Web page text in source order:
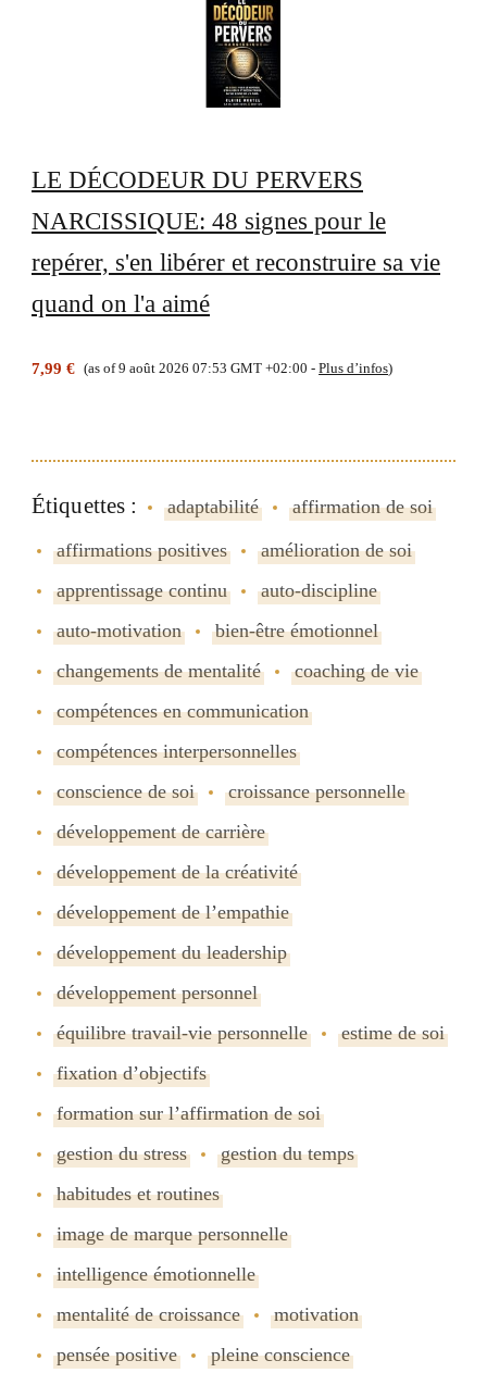
LE DÉCODEUR DU PERVERS
NARCISSIQUE: 48 signes pour le
repérer, s'en libérer et reconstruire sa vie
quand on l'a aimé
7,99 € (as of 9 août 2026 07:53 GMT +02:00 -Plus d’infos)
Étiquettes : adaptabilité
affirmation de soi
affirmations positives
amélioration de soi
apprentissage continu
auto-discipline
auto-motivation
bien-être émotionnel
changements de mentalité
coaching de vie
compétences en communication
compétences interpersonnelles
conscience de soi
croissance personnelle
développement de carrière
développement de la créativité
développement de lʼempathie
développement du leadership
développement personnel
équilibre travail-vie personnelle
estime de soi
fixation dʼobjectifs
formation sur lʼaffirmation de soi
gestion du stress
gestion du temps
habitudes et routines
image de marque personnelle
intelligence émotionnelle
mentalité de croissance
motivation
pensée positive
pleine conscience